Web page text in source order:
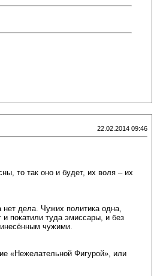
22.02.2014 09:46
то так оно и будет, их воля – их
нет дела. Чужих политика одна,
покатили туда эмиссары, и без
чужими.
«Нежелательной Фигурой», или